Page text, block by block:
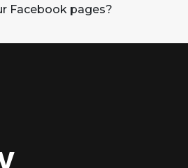
Facebook pages?